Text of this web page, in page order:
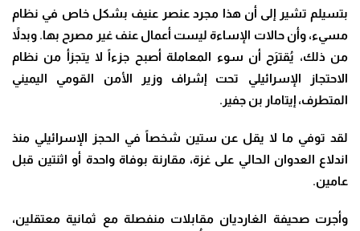
بتسيلم تشير إلى أن هذا مجرد عنصر عنيف بشكل خاص في نظام
مسيء، وأن حالات الإساءة ليست أعمال عنف غير مصرح بها. وبدلاً
من ذلك، يُقترَح أن سوء المعاملة أصبح جزءاً لا يتجزأ من نظام
الاحتجاز الإسرائيلي تحت إشراف وزير الأمن القومي اليميني
المتطرف، إيتامار بن جفير.
لقد توفي ما لا يقل عن ستين شخصاً في الحجز الإسرائيلي منذ
اندلاع العدوان الحالي على غزة، مقارنة بوفاة واحدة أو اثنتين قبل
عامين.
وأجرت صحيفة الغارديان مقابلات منفصلة مع ثمانية معتقلين،